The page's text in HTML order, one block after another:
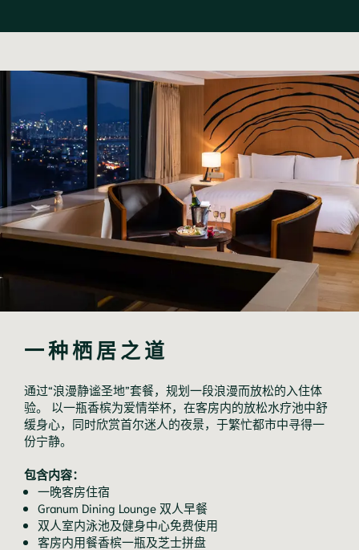
一种栖居之道
通过“浪漫静谧圣地”套餐，规划一段浪漫而放松的入住体
验。 以一瓶香槟为爱情举杯，在客房内的放松水疗池中舒
缓身心，同时欣赏首尔迷人的夜景，于繁忙都市中寻得一
份宁静。
包含内容：
一晚客房住宿
Granum Dining Lounge 双人早餐
双人室内泳池及健身中心免费使用
客房内用餐香槟一瓶及芝士拼盘